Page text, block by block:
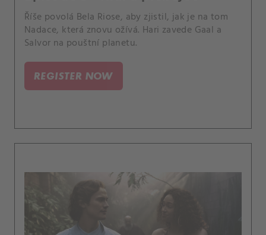
Říše povolá Bela Riose, aby zjistil, jak je na tom
Nadace, která znovu ožívá. Hari zavede Gaal a
Salvor na pouštní planetu.
REGISTER NOW